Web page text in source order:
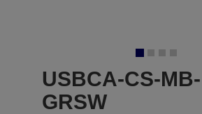
USBCA-CS-MB-
GRSW